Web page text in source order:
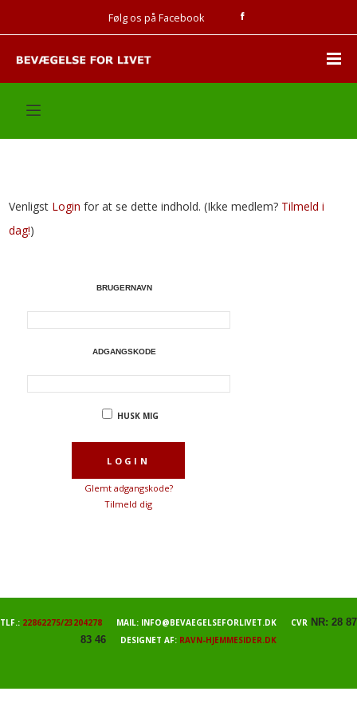
Følg os på Facebook
Venligst Login for at se dette indhold.(Ikke medlem? Tilmeld i
dag!)
BRUGERNAVN
ADGANGSKODE
HUSK MIG
Glemt adgangskode?
Tilmeld dig
TLF.: 22862275/23204278 MAIL: INFO@BEVAEGELSEFORLIVET.DK CVR NR: 28 87
83 46 DESIGNET AF: RAVN-HJEMMESIDER.DK